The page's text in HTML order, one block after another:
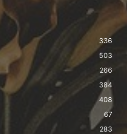
336
503
266
384
408
67
283